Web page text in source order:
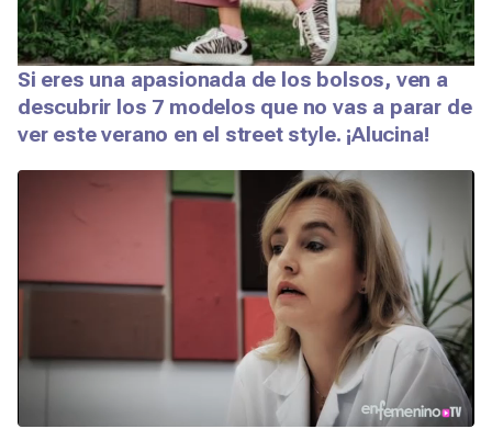
Si eres una apasionada de los bolsos, ven a
descubrir los 7 modelos que no vas a parar de
ver este verano en el street style. ¡Alucina!